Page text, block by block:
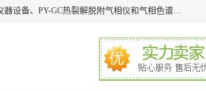
深圳曼瑞特科技有限公司是一家专业从事X光管维修X射线管、Rohs2.0邻苯检测仪器设备、PY-GC热裂解脱附气相仪和气相色谱光谱仪器、天瑞仪器探测器、高压电源等产品的维修出租的企业。本公司以客户至上为宗旨，以专注、专一、专业的精神为您提供安全、经济的技术服务。